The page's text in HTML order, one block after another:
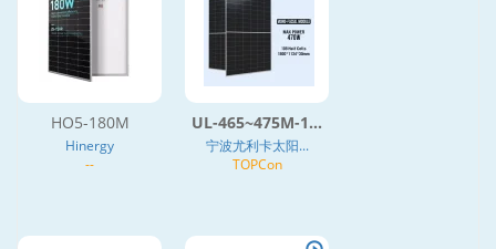
HO5-180M
Hinergy
--
UL-465~475M-1...
宁波尤利卡太阳...
TOPCon